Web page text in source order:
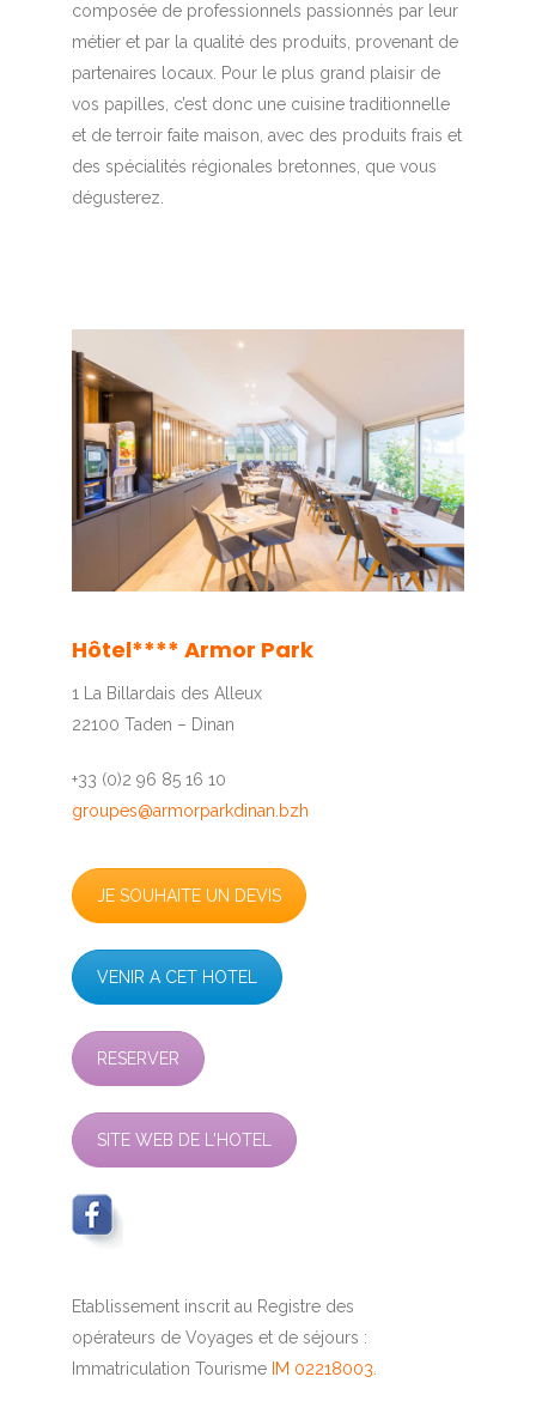
composée de professionnels passionnés par leur
métier et par la qualité des produits, provenant de
partenaires locaux. Pour le plus grand plaisir de
vos papilles, c’est donc une cuisine traditionnelle
et de terroir faite maison, avec des produits frais et
des spécialités régionales bretonnes, que vous
dégusterez
1
2
3
4
5
Hôtel**** Armor Park
1 La Billardais des Alleux
22100 Taden – Dinan
+33 (0)2 96 85 16 10
groupes@armorparkdinan.bzh
JE SOUHAITE UN DEVIS
VENIR A CET HOTEL
RESERVER
SITE WEB DE L'HOTEL
Etablissement inscrit au Registre des
opérateurs de Voyages et de séjours :
Immatriculation Tourisme IM 02218003.